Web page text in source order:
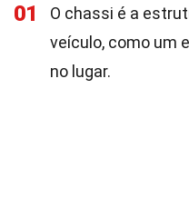
01
O chassi é a
veículo, como um
no lugar.